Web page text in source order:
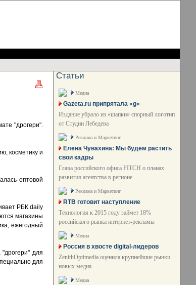
"дрогери".
косметику и
оптовой
РБК daily
магазины
ежегодный
для
для
Статьи
Медиа
Gazeta.ru припрятала «g»
Издание убрало из «шапки» спорный логотип
от Студии Лебедева
Реклама и Маркетинг
Елена Чувахина: Мы будем растить
свои кадры
Глава российского офиса FITCH о планах
развития агентства в регионе
Реклама и Маркетинг
RTB готовит наступление
Технология к 2015 году займет 18%
российского рынка интернет-рекламы
Медиа
Россия в хвосте digital-лидеров
ZenithOptimedia оценила крупнейшие рынки
новых медиа
Медиа